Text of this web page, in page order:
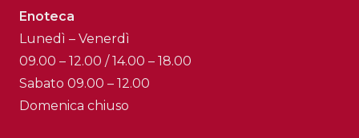
Enoteca
Lunedì – Venerdì
09.00 – 12.00 / 14.00 – 18.00
Sabato 09.00 – 12.00
Domenica chiuso